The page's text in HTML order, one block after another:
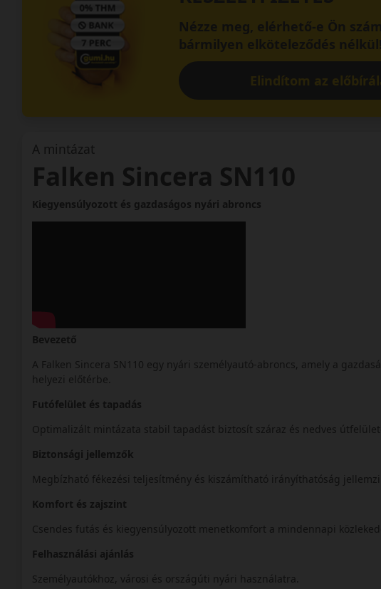
Nézze meg, elérhető-e Ön
bármilyen elköteleződés nélkül!
Elindítom az
A mintázat
Falken Sincera SN110
Kiegyensúlyozott és gazdaságos nyári abroncs
Bevezető
A Falken Sincera SN110 egy nyári személyautó-abroncs, amely a
helyezi előtérbe.
Futófelület és tapadás
Optimalizált mintázata stabil tapadást biztosít száraz és nedves
Biztonsági jellemzők
Megbízható fékezési teljesítmény és kiszámítható irányíthatóság jellemzi.
Komfort és zajszint
Csendes futás és kiegyensúlyozott menetkomfort a mindennapi
Felhasználási ajánlás
Személyautókhoz, városi és országúti nyári használatra.